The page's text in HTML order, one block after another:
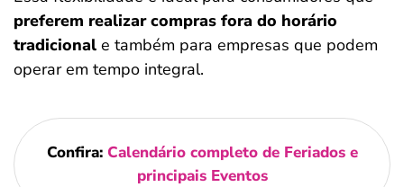
preferem realizar compras fora do horário
tradicional e também para empresas que podem
operar em tempo integral.
Confira: Calendário completo de Feriados e
principais Eventos